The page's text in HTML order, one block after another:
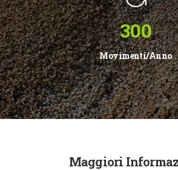
300
Movimenti/Anno
Maggiori